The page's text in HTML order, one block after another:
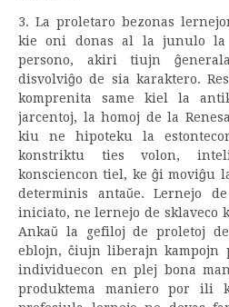
3. La proletaro bezonas
kie oni donas al la junulo
persono, akiri tiujn
disvolviĝo de sia karaktero.
komprenita same kiel la
jarcentoj, la homoj de la
kiu ne hipoteku la
konstriktu ties volon,
konsciencon tiel, ke ĝi moviĝu
determinis antaŭe. Lernejo
iniciato, ne lernejo de sklaveco
Ankaŭ la gefiloj de proletoj
eblojn, ĉiujn liberajn kampojn
individuecon en plej bona
produktema maniero por ili